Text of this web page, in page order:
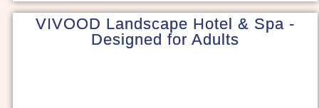
VIVOOD Landscape Hotel & Spa -
Designed for Adults